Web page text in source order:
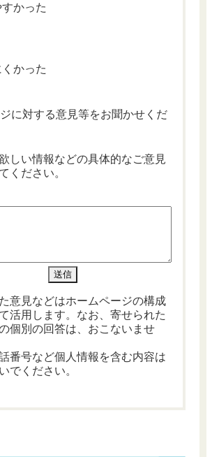
かった
かった
に対する意見等をお聞かせくだ
しい情報などの具体的なご意見
ください。
意見などはホームページの構成
活用します。なお、寄せられた
個別の回答は、おこないませ
番号など個人情報を含む内容は
でください。